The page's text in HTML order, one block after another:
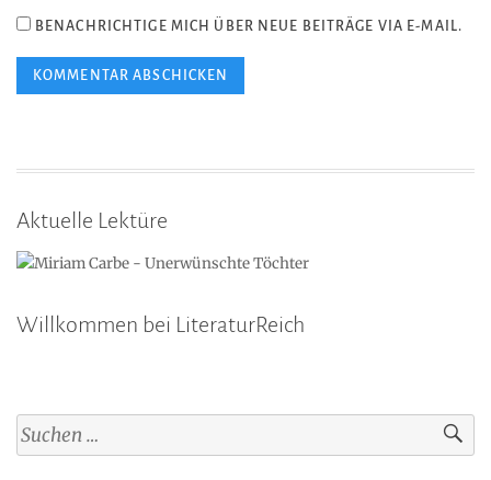
BENACHRICHTIGE MICH ÜBER NEUE BEITRÄGE VIA E-MAIL.
Aktuelle Lektüre
Willkommen bei LiteraturReich
Suchen
nach: